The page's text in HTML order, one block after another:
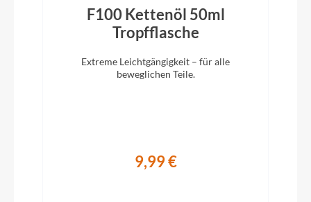
2024
Griffe
Bosch STANDARD Charger 4A smart system
F100 Kettenöl 50ml
Tropfflasche
Extreme Leichtgängigkeit – für alle
beweglichen Teile.
9,99 €